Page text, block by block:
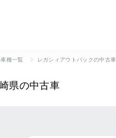
種一覧 レガシィアウトバックの中古
県の中古車